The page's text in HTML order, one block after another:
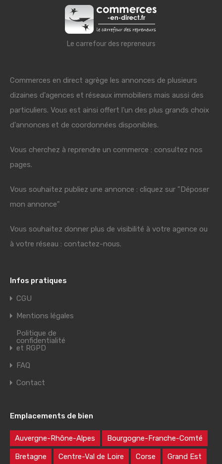
Le carrefour des repreneurs
Commerces en direct agrège les annonces de plusieurs
dizaines d'agences et réseaux immobiliers mais aussi des
particuliers. Vous est ainsi offert l'un des plus grands choix
d'annonces et de coordonnées disponibles.
Vous cherchez à reprendre un commerce : consultez nos
pages.
Vous souhaitez publiez une annonce : cliquez sur "Déposer
mon annonce"
Vous souhaitez donner plus de visibilité à votre agence ou
à votre réseau : contactez-nous.
Infos pratiques
CGU
Mentions légales
Politique de
confidentialité
et RGPD
FAQ
Contact
Emplacements de bien
Auvergne-Rhône-Alpes Bourgogne-Franche-Comté
Bretagne Centre-Val de Loire Corse Grand Est